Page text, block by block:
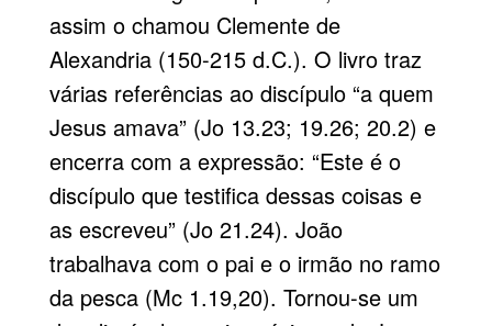
assim o chamou Clemente de
Alexandria (150-215 d.C.). O livro traz
várias referências ao discípulo “a quem
Jesus amava” (Jo 13.23; 19.26; 20.2) e
encerra com a expressão: “Este é o
discípulo que testifica dessas coisas e
as escreveu” (Jo 21.24). João
trabalhava com o pai e o irmão no ramo
da pesca (Mc 1.19,20). Tornou-se um